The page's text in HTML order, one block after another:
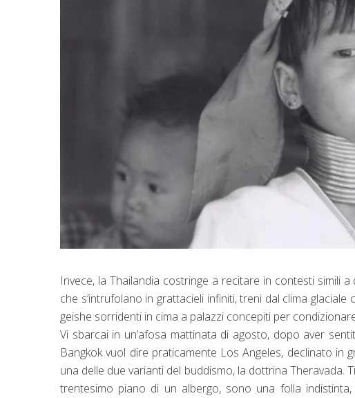
Invece, la Thailandia costringe a recitare in contesti similia
che s’intrufolano in grattacieli infiniti, treni dal clima
geishe sorridenti in cima a palazzi concepiti per
Vi sbarcai in un’afosa mattinata di agosto, dopo aver
Bangkok vuol dire praticamente Los Angeles, declinato in
una delle due varianti del buddismo, la dottrina Theravada.
trentesimo piano di un albergo, sono una folla